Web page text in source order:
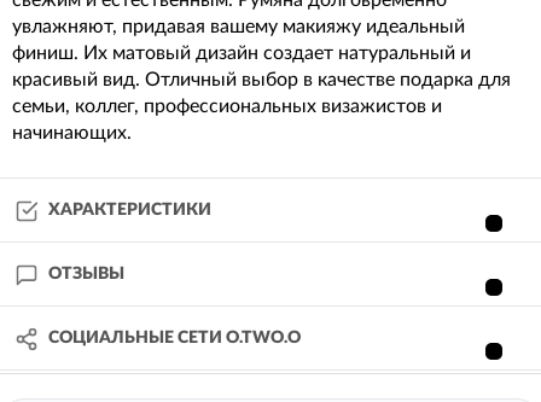
увлажняют, придавая вашему макияжу идеальный
финиш. Их матовый дизайн создает натуральный и
красивый вид. Отличный выбор в качестве подарка для
семьи, коллег, профессиональных визажистов и
начинающих.
ХАРАКТЕРИСТИКИ
ОТЗЫВЫ
СОЦИАЛЬНЫЕ СЕТИ O.TWO.O